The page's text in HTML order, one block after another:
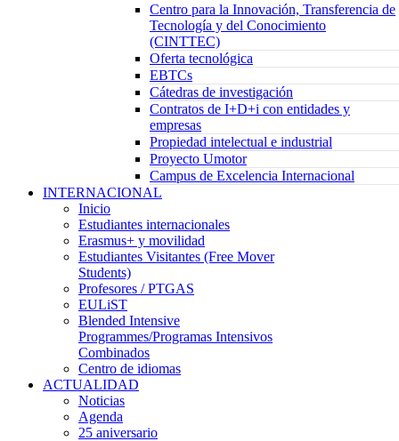
Centro para la Innovación, Transferencia de
Tecnología y del Conocimiento
(CINTTEC)
Oferta tecnológica
EBTCs
Cátedras de investigación
Contratos de I+D+i con entidades y
empresas
Propiedad intelectual e industrial
Proyecto Umotor
Campus de Excelencia Internacional
INTERNACIONAL
Inicio
Estudiantes internacionales
Erasmus+ y movilidad
Estudiantes Visitantes (Free Mover
Students)
Profesores / PTGAS
EULiST
Blended Intensive
Programmes/Programas Intensivos
Combinados
Centro de idiomas
ACTUALIDAD
Noticias
Agenda
25 aniversario